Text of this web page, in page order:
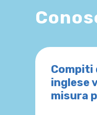
Compiti
inglese
misura